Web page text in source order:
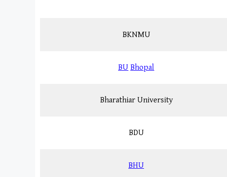
BKNMU
BU Bhopal
Bharathiar University
BDU
BHU